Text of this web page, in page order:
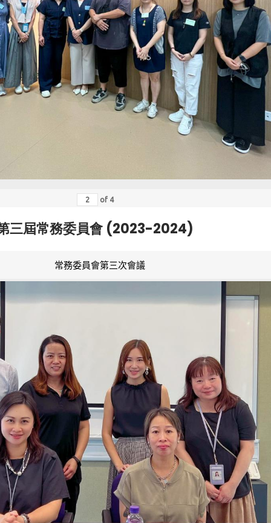
of 4
三屆常務委員會 (2023-2024)
常務委員會第三次會議